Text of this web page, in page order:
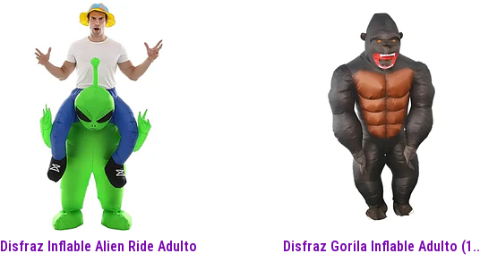
Disfraz Inflable Alien Ride Adulto Disfraz Gorila Inflable Adulto (1..